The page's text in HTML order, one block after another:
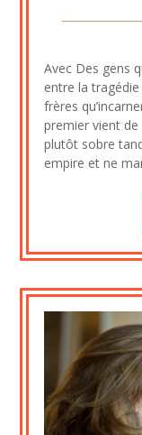
Avec Des gens
entre la
frères
premier vient
plutôt sobre
empire et ne